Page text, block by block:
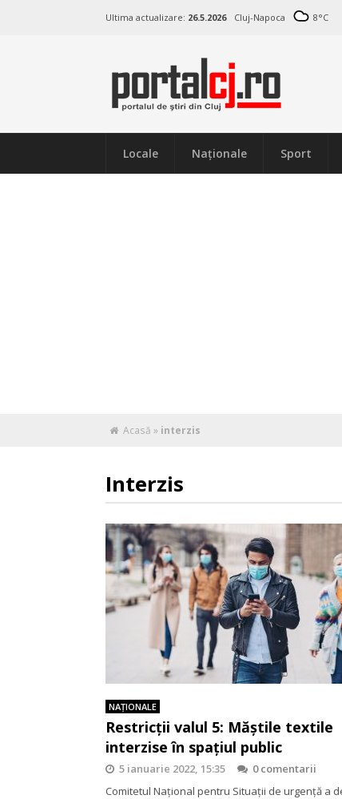
Ultima actualizare: 26.5.2026 Cluj-Napoca 8°C
Locale Naţionale Sport
Acasă » interzis
Interzis
NAŢIONALE
Restricții valul 5: Măștile textile
interzise în spațiul public
5 ianuarie 2022, 15:35
0 comentarii
Comitetul Național pentru Situații de urgență a